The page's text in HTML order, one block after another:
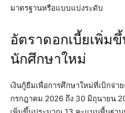
มาตรฐานหรือแบบแบ่งระดับ
อัตราดอกเบี้ยเพิ่ม
นักศึกษาใหม่
เงินกู้ยืมเพื่อการศึกษาใหม่ที่เบิกจ่า
กรกฎาคม 2026 ถึง 30 มิถุนายน